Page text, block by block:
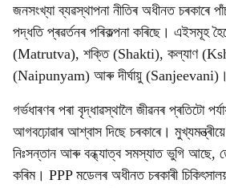
জনসংখ্যা ব্যৱস্থাপনা নীতিৰ অধীনত চৰকাৰে
পদ্ধতি প্ৰৱৰ্তনৰ পৰিকল্পনা কৰিছে। এইসমূহ
(Matrutva), শক্তি (Shakti), কল্যাণ
(Naipunyam) আৰু দীৰ্ঘায়ু (Sanjeevani)।
গৰ্ভধাৰণৰ পৰা বৃদ্ধাৱস্থালৈ জীৱনৰ প্ৰতিটো
আগবঢ়োৱাৰ আশ্বাস দিছে চৰকাৰে।
নিঃসন্তান আৰু বন্ধ্যাত্ব সমস্যাত ভুগি আছে,
কৰিম। PPP মডেলৰ অধীনত চৰকাৰী